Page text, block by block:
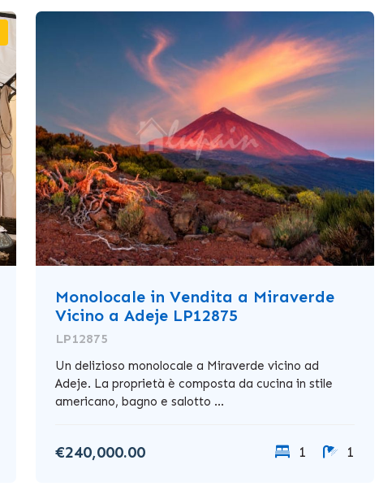
Monolocale in Vendita a Miraverde
Vicino a Adeje LP12875
LP12875
Un delizioso monolocale a Miraverde vicino ad
Adeje. La proprietà è composta da cucina in stile
americano, bagno e salotto ...
€240,000.00 1 1